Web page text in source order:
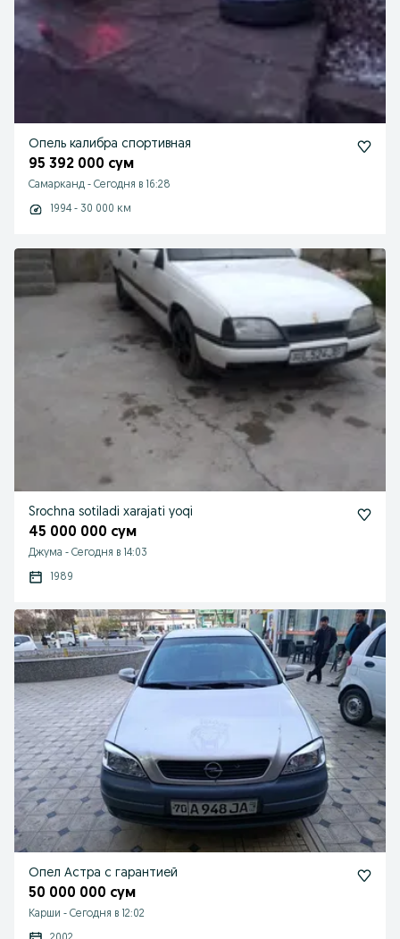
Опель калибра спортивная
95 392 000 сум
Самарканд - Сегодня в 16:28
1994 - 30 000 км
Srochna sotiladi xarajati yoqi
45 000 000 сум
Джума - Сегодня в 14:03
1989
Опел Астра с гарантией
50 000 000 сум
Карши - Сегодня в 12:02